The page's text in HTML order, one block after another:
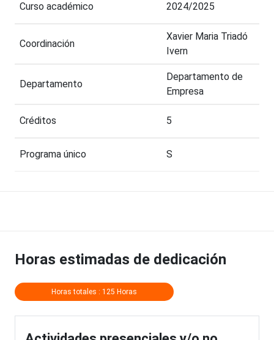
Curso académico 2024/2025
Coordinación
Xavier Maria Triadó
Ivern
Departamento
Departamento de
Empresa
Créditos 5
Programa único S
Horas estimadas de dedicación
Horas totales : 125 Horas